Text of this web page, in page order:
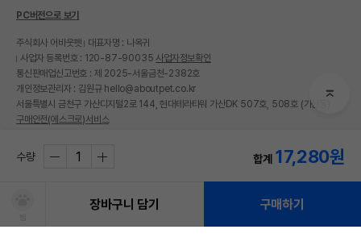
수량 합계 17,280원
장바구니 담기 구매하기
PC버전으로 보기
주식회사 어바웃펫
대표자명 : 나옥귀
사업자 등록번호 : 120-87-90035 사업자정보확인
통신판매업신고번호 : 제 2025-서울금천-2382호
개인정보관리자 : 김원규 hello@aboutpet.co.kr
서울특별시 금천구 가산디지털2로 144, 현대테라타워 가산DK 507호, 508호 (가산동)
구매안전(에스크로)서비스